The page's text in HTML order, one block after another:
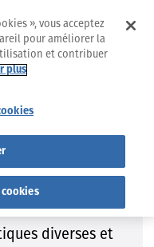
Documentation
le domaine des
de nombreuses
diverses et
», vous acceptez
pour améliorer la
et contribuer
plus